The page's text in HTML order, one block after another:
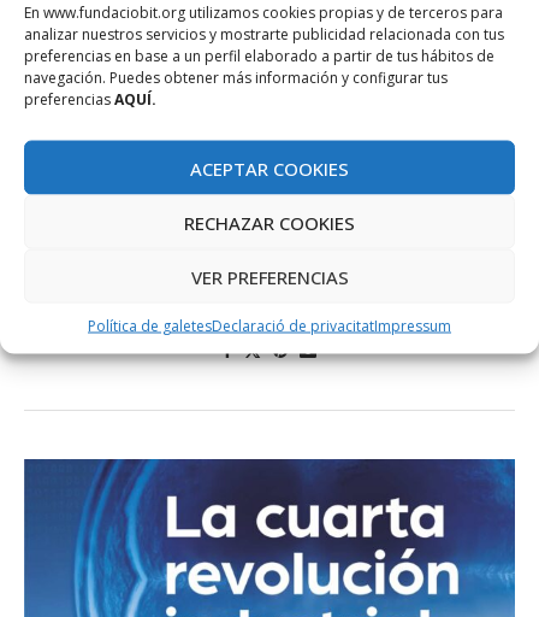
En www.fundaciobit.org utilizamos cookies propias y de terceros para
analizar nuestros servicios y mostrarte publicidad relacionada con tus
preferencias en base a un perfil elaborado a partir de tus hábitos de
navegación. Puedes obtener más información y configurar tus
preferenciasAQUÍ.
ACEPTAR COOKIES
RECHAZAR COOKIES
VER PREFERENCIAS
Política de galetesDeclaració de privacitatImpressum
Divulga Fitxes Llibres TIC
Simona Levi
octubre 9, 2020
Any de publicació: 2019 Gènere: Assaig Pàgines: 217 Sobre